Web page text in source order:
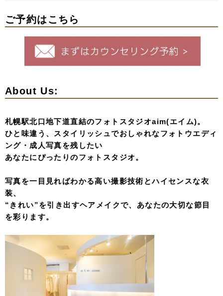
ご予約はこちら
About Us:
札幌駅北口地下道直結のフォトスタジオaim(エイム)。
ひと味違う、スタイリッシュでおしゃれなフォトウエディ
ング・成人写真を残したい
あなたにぴったりのフォトスタジオ。
写真を一目見ればわかる高い撮影技術とハイセンスな衣
装、
“きれい”を引き出すヘアメイクで、あなたの大切な節目
を彩ります。